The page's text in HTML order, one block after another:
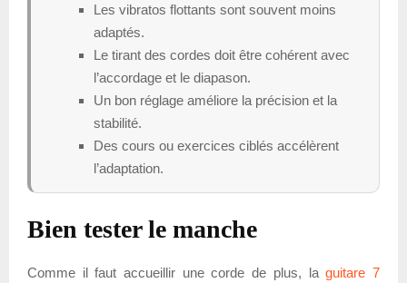
Les vibratos flottants sont souvent moins
adaptés.
Le tirant des cordes doit être cohérent avec
l’accordage et le diapason.
Un bon réglage améliore la précision et la
stabilité.
Des cours ou exercices ciblés accélèrent
l’adaptation.
Bien tester le manche
Comme il faut accueillir une corde de plus, laguitare 7